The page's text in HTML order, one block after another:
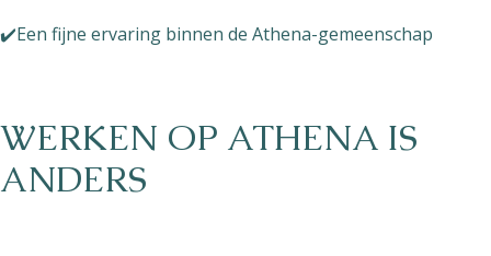
✔️Een fijne ervaring binnen de Athena-gemeenschap
WERKEN OP ATHENA IS
ANDERS